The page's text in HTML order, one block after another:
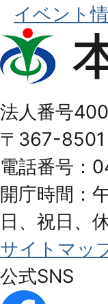
イベント
本
庄
Honjo
City
法人番号
〒367-
電話番号：
開庁時間：
日、祝日、
サイトマッ
公式SNS